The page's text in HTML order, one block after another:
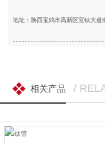
地址：陕西宝鸡市高新区宝钛大道
相关产品 /